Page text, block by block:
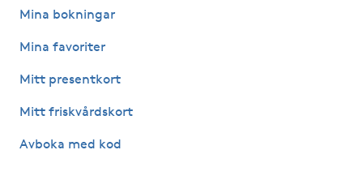
Hollywood Peel
Hot Stone Massage
Hudföryngring
Mina bokningar
Mina favoriter
Mitt presentkort
Mitt friskvårdskort
Avboka med kod